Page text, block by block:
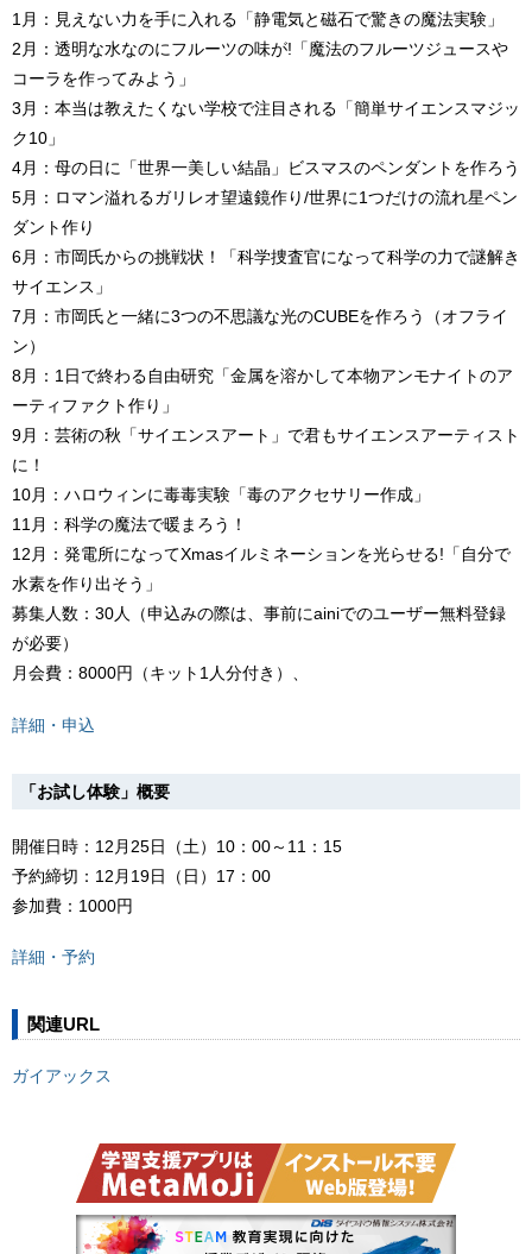
1月：見えない力を手に入れる「静電気と磁石で驚きの魔法実験」
2月：透明な水なのにフルーツの味が!「魔法のフルーツジュースや
コーラを作ってみよう」
3月：本当は教えたくない学校で注目される「簡単サイエンスマジッ
ク10」
4月：母の日に「世界一美しい結晶」ビスマスのペンダントを作ろう
5月：ロマン溢れるガリレオ望遠鏡作り/世界に1つだけの流れ星ペン
ダント作り
6月：市岡氏からの挑戦状！「科学捜査官になって科学の力で謎解き
サイエンス」
7月：市岡氏と一緒に3つの不思議な光のCUBEを作ろう（オフライ
ン）
8月：1日で終わる自由研究「金属を溶かして本物アンモナイトのア
ーティファクト作り」
9月：芸術の秋「サイエンスアート」で君もサイエンスアーティスト
に！
10月：ハロウィンに毒毒実験「毒のアクセサリー作成」
11月：科学の魔法で暖まろう！
12月：発電所になってXmasイルミネーションを光らせる!「自分で
水素を作り出そう」
募集人数：30人（申込みの際は、事前にainiでのユーザー無料登録
が必要）
月会費：8000円（キット1人分付き）、
詳細・申込
「お試し体験」概要
開催日時：12月25日（土）10：00～11：15
予約締切：12月19日（日）17：00
参加費：1000円
詳細・予約
関連URL
ガイアックス